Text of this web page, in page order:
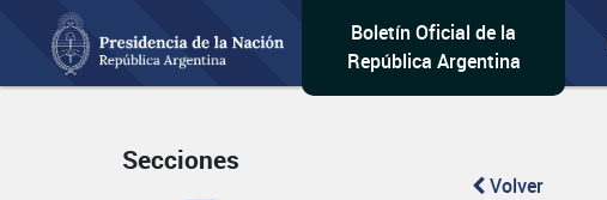
Boletín Oficial de la
República Argentina
Secciones
Volver